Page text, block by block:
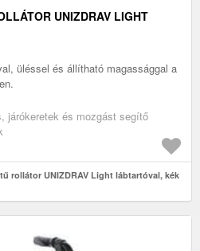
UNIZDRAV LIGHT
üléssel és állítható magassággal a
járókeretek és mozgást segítő
rollátor UNIZDRAV Light lábtartóval, kék